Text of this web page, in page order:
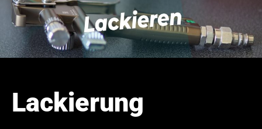
Lackierung